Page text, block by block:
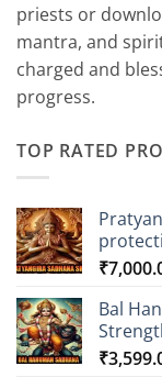
priests or
mantra, and
charged and
progress.
TOP RATED
₹
Bal
₹